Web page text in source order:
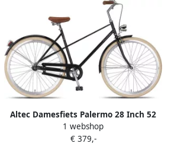
Altec Damesfiets Palermo 28 Inch 52
cm Dames Terugtraprem Zwart
1 webshop
€ 379,-